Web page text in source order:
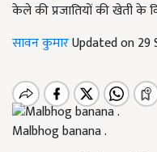
केले की प्रजातियों की खेती के
सावन कुमारUpdated on 29
Malbhog banana .